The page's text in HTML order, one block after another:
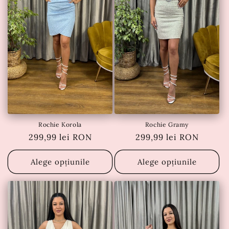
:
Rochie Korola
Preț
obișnuit
299,99 lei RON
Alege opțiunile
Rochie Gramy
Preț
obișnuit
299,99 lei RON
Alege opțiunile